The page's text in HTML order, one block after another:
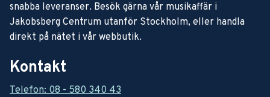
snabba leveranser. Besök gärna vår musikaffär i
Jakobsberg Centrum utanför Stockholm, eller handla
direkt på nätet i vår webbutik.
Kontakt
Telefon: 08 - 580 340 43